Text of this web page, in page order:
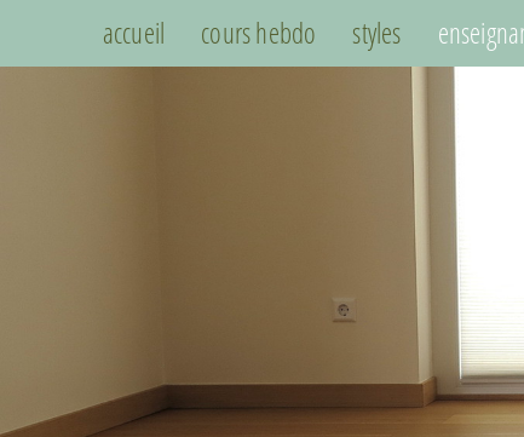
accueil cours hebdo styles